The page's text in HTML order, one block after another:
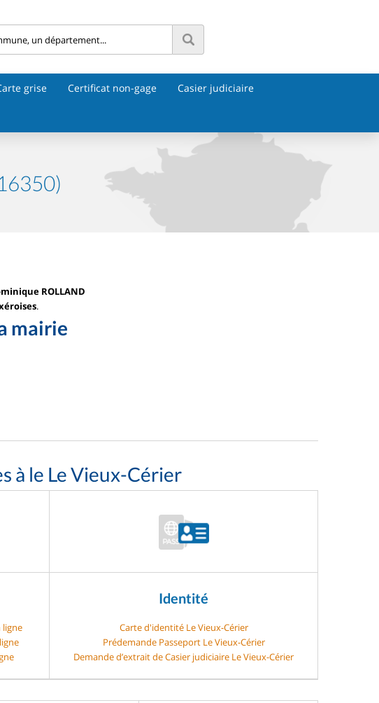
grise Certificat non-gage Casier judiciaire
ROLLAND
.
mairie
à le Le Vieux-Cérier
ligne
Identité
Carte d'identité Le Vieux-Cérier
Prédemande Passeport Le Vieux-Cérier
Demande d’extrait de Casier judiciaire Le Vieux-Cérier